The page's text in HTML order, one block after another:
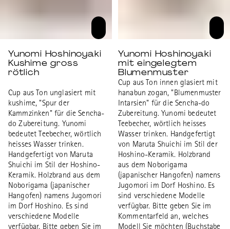
Yunomi Hoshinoyaki
Kushime gross
rötlich
Cup aus Ton unglasiert mit
kushime, "Spur der
Kammzinken" für die Sencha-
do Zubereitung. Yunomi
bedeutet Teebecher, wörtlich
heisses Wasser trinken.
Handgefertigt von Maruta
Shuichi im Stil der Hoshino-
Keramik. Holzbrand aus dem
Noborigama (japanischer
Hangofen) namens Jugomori
im Dorf Hoshino. Es sind
verschiedene Modelle
verfügbar. Bitte geben Sie im
Yunomi Hoshinoyaki
mit eingelegtem
Blumenmuster
Cup aus Ton innen glasiert mit
hanabun zogan, "Blumenmuster
Intarsien" für die Sencha-do
Zubereitung. Yunomi bedeutet
Teebecher, wörtlich heisses
Wasser trinken. Handgefertigt
von Maruta Shuichi im Stil der
Hoshino-Keramik. Holzbrand
aus dem Noborigama
(japanischer Hangofen) namens
Jugomori im Dorf Hoshino. Es
sind verschiedene Modelle
verfügbar. Bitte geben Sie im
Kommentarfeld an, welches
Modell Sie möchten (Buchstabe